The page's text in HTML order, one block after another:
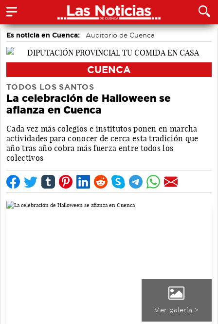
Es noticia en Cuenca: Auditorio de Cuenca
CUENCA
TODOS LOS SANTOS
La celebración de Halloween se
afianza en Cuenca
Cada vez más colegios e institutos ponen en marcha
actividades para conocer de cerca esta tradición que
año tras año cobra más fuerza entre todos los
colectivos
Ver galería >